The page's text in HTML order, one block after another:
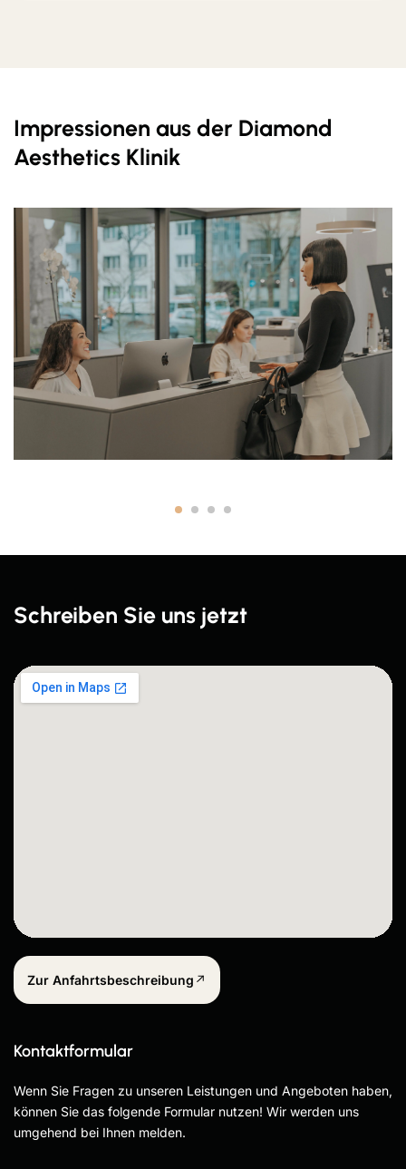
Impressionen aus der Diamond
Aesthetics Klinik
Schreiben Sie uns jetzt
Zur Anfahrtsbeschreibung
Kontaktformular
Wenn Sie Fragen zu unseren Leistungen und Angeboten haben,
können Sie das folgende Formular nutzen! Wir werden uns
umgehend bei Ihnen melden.